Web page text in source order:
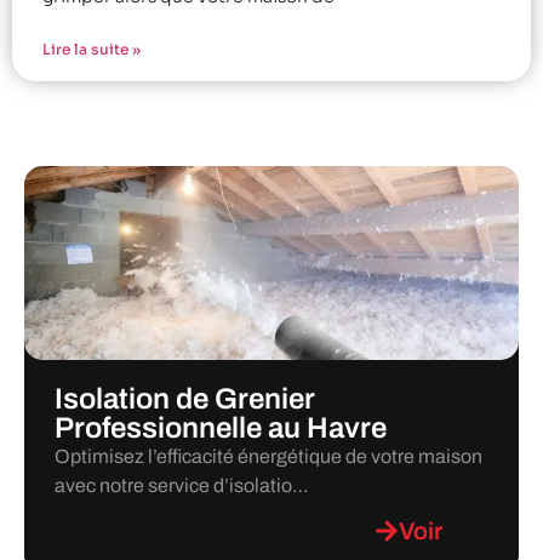
Lire la suite »
Isolation de Grenier
Professionnelle au Havre
Optimisez l’efficacité énergétique de votre maison
avec notre service d’isolatio…
Voir